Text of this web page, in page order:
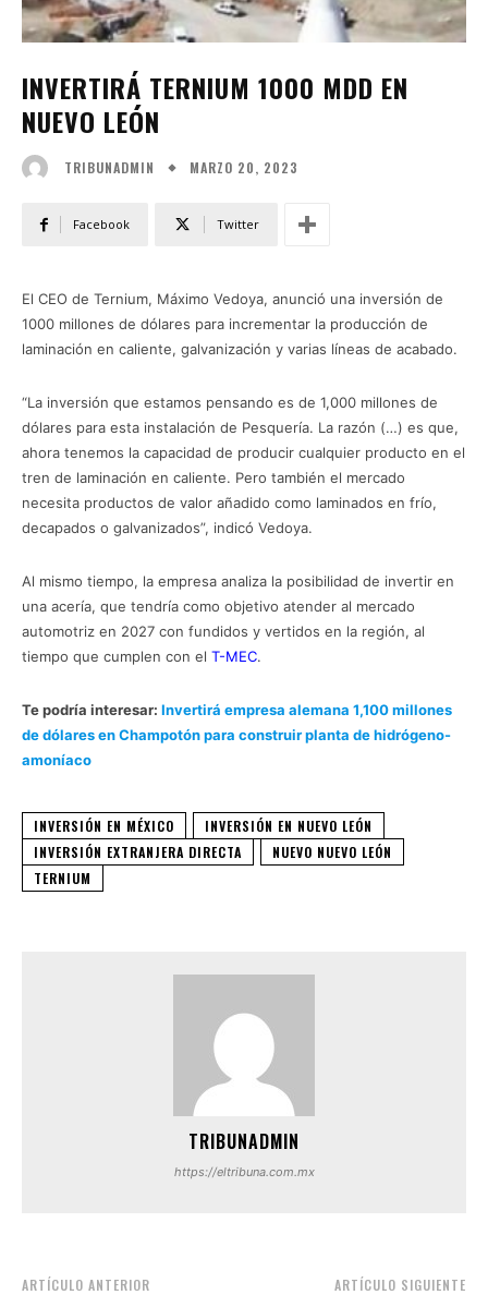
INVERTIRÁ TERNIUM 1000 MDD EN
NUEVO LEÓN
TRIBUNADMIN MARZO 20, 2023
Facebook Twitter
El CEO de Ternium, Máximo Vedoya, anunció una inversión de
1000 millones de dólares para incrementar la producción de
laminación en caliente, galvanización y varias líneas de acabado.
“La inversión que estamos pensando es de 1,000 millones de
dólares para esta instalación de Pesquería. La razón (…) es que,
ahora tenemos la capacidad de producir cualquier producto en el
tren de laminación en caliente. Pero también el mercado
necesita productos de valor añadido como laminados en frío,
decapados o galvanizados”, indicó Vedoya.
Al mismo tiempo, la empresa analiza la posibilidad de invertir en
una acería, que tendría como objetivo atender al mercado
automotriz en 2027 con fundidos y vertidos en la región, al
tiempo que cumplen con el T-MEC.
Te podría interesar: Invertirá empresa alemana 1,100 millones
de dólares en Champotón para construir planta de hidrógeno-
amoníaco
INVERSIÓN EN MÉXICO
INVERSIÓN EN NUEVO LEÓN
INVERSIÓN EXTRANJERA DIRECTA
NUEVO NUEVO LEÓN
TERNIUM
TRIBUNADMIN
https://eltribuna.com.mx
ARTÍCULO ANTERIOR ARTÍCULO SIGUIENTE